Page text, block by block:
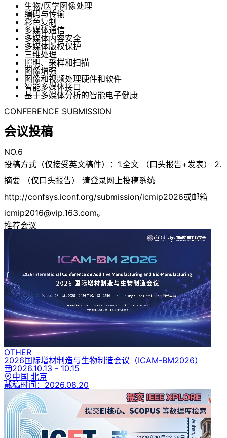
生物/医学图像处理
编码与传输
彩色复制
多媒体通信
多媒体内容安全
多媒体版权保护
三维处理
照明、采样和扫描
图像增强
图像和视频处理硬件和软件
智能多媒体接口
基于多媒体分析的智能电子健康
CONFERENCE SUBMISSION
会议投稿
NO.6
投稿方式（仅接受英文稿件）：1.全文 （口头报告+发表） 2.
摘要 （仅口头报告） 请登录网上投稿系统
http://confsys.iconf.org/submission/icmip2026或邮箱
icmip2016@vip.163.com。
推荐会议
OTHER
2026国际增材制造与生物制造会议 （ICAM-BM2026）
2026.10.13 - 10.15
中国 北京
截稿时间： 2026.08.20